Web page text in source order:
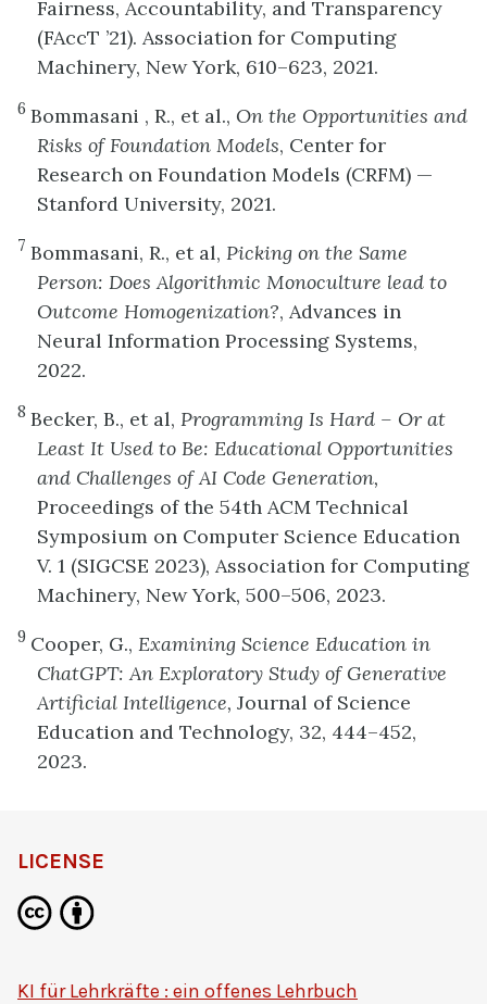
Fairness, Accountability, and Transparency
(FAccT ’21). Association for Computing
Machinery, New York, 610–623, 2021.
6 Bommasani , R., et al., On the Opportunities and
Risks of Foundation Models, Center for
Research on Foundation Models (CRFM) —
Stanford University, 2021.
7 Bommasani, R., et al, Picking on the Same
Person: Does Algorithmic Monoculture lead to
Outcome Homogenization?, Advances in
Neural Information Processing Systems,
2022.
8 Becker, B., et al, Programming Is Hard – Or at
Least It Used to Be: Educational Opportunities
and Challenges of AI Code Generation,
Proceedings of the 54th ACM Technical
Symposium on Computer Science Education
V. 1 (SIGCSE 2023), Association for Computing
Machinery, New York, 500–506, 2023.
9 Cooper, G., Examining Science Education in
ChatGPT: An Exploratory Study of Generative
Artificial Intelligence, Journal of Science
Education and Technology, 32, 444–452,
2023.
LICENSE
KI für Lehrkräfte : ein offenes Lehrbuch